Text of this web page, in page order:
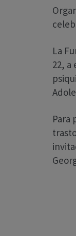
La
22, a
Para